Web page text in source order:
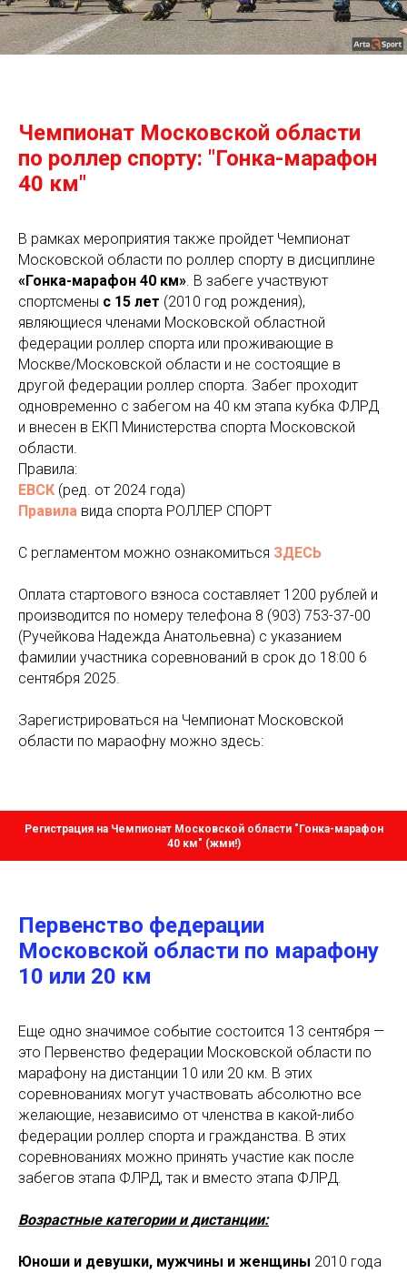
Чемпионат Московской области
по роллер спорту: "Гонка-марафон
40 км"
В рамках мероприятия также пройдет Чемпионат
Московской области по роллер спорту в дисциплине
«Гонка-марафон 40 км». В забеге участвуют
спортсмены с 15 лет (2010 год рождения),
являющиеся членами Московской областной
федерации роллер спорта или проживающие в
Москве/Московской области и не состоящие в
другой федерации роллер спорта. Забег проходит
одновременно с забегом на 40 км этапа кубка ФЛРД
и внесен в ЕКП Министерства спорта Московской
области.
Правила:
ЕВСК (ред. от 2024 года)
Правила вида спорта РОЛЛЕР СПОРТ
С регламентом можно ознакомиться ЗДЕСЬ
Оплата стартового взноса составляет 1200 рублей и
производится по номеру телефона 8 (903) 753-37-00
(Ручейкова Надежда Анатольевна) с указанием
фамилии участника соревнований в срок до 18:00 6
сентября 2025.
Зарегистрироваться на Чемпионат Московской
области по мараофну можно здесь:
Регистрация на Чемпионат Московской области "Гонка-марафон
40 км" (жми!)
Первенство федерации
Московской области по марафону
10 или 20 км
Еще одно значимое событие состоится 13 сентября —
это Первенство федерации Московской области по
марафону на дистанции 10 или 20 км. В этих
соревнованиях могут участвовать абсолютно все
желающие, независимо от членства в какой-либо
федерации роллер спорта и гражданства. В этих
соревнованиях можно принять участие как после
забегов этапа ФЛРД, так и вместо этапа ФЛРД.
Возрастные категории и дистанции:
Юноши и девушки, мужчины и женщины 2010 года